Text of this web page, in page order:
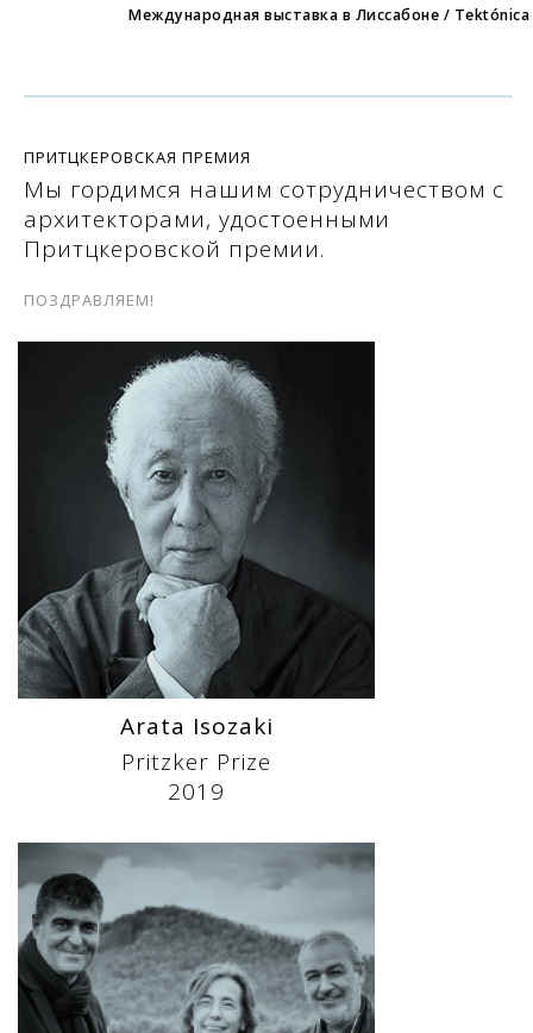
Международная выставка в Лиссабоне / Tektónica
ПРИТЦКЕРОВСКАЯ ПРЕМИЯ
Мы гордимся нашим сотрудничеством с
архитекторами, удостоенными
Притцкеровской премии.
ПОЗДРАВЛЯЕМ!
Arata Isozaki
Pritzker Prize
2019